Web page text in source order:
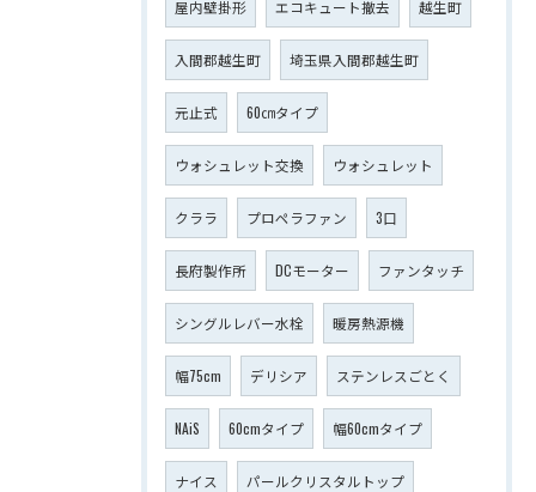
屋内壁掛形 エコキュート撤去 越生町
入間郡越生町 埼玉県入間郡越生町
元止式 60㎝タイプ
ウォシュレット交換 ウォシュレット
クララ プロペラファン 3口
長府製作所 DCモーター ファンタッチ
シングルレバー水栓 暖房熱源機
幅75cm デリシア ステンレスごとく
NAiS 60cmタイプ 幅60cmタイプ
ナイス パールクリスタルトップ